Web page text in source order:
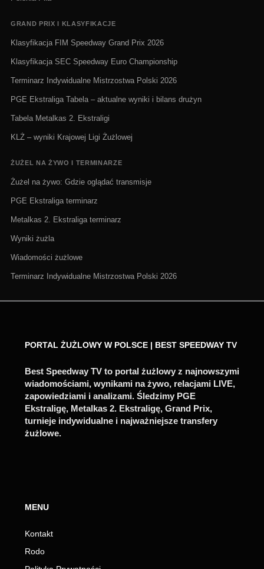
GRAND PRIX I KLASYFIKACJE
Klasyfikacja FIM Speedway Grand Prix 2026
Klasyfikacja SEC Speedway Euro Championship
Terminarz Indywidualne Mistrzostwa Polski 2026
PGE Ekstraliga Tabela – aktualne wyniki i bilans drużyn
Tabela Metalkas 2. Ekstraligi
KLŻ – wyniki Krajowej Ligi Żużlowej
ŻUŻEL NA ŻYWO I TERMINARZE
Żużel na żywo: Gdzie oglądać transmisje
PGE Ekstraliga terminarz
Metalkas 2. Ekstraliga terminarz
Wyniki żużla
Wiadomości żużlowe
Terminarz Indywidualne Mistrzostwa Polski 2026
PORTAL ŻUŻLOWY W POLSCE | BEST SPEEDWAY TV
Best Speedway TV to portal żużlowy z najnowszymi
wiadomościami, wynikami na żywo, relacjami LIVE,
zapowiedziami i analizami. Śledzimy PGE
Ekstraligę, Metalkas 2. Ekstraligę, Grand Prix,
turnieje indywidualne i najważniejsze transfery
żużlowe.
MENU
Kontakt
Rodo